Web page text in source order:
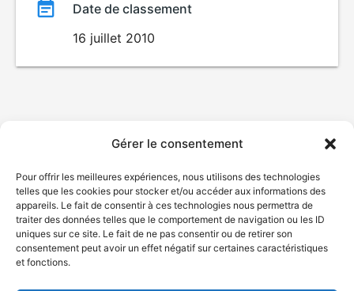
Gérer le consentement
Pour offrir les meilleures expériences, nous utilisons des technologies
telles que les cookies pour stocker et/ou accéder aux informations des
appareils. Le fait de consentir à ces technologies nous permettra de
traiter des données telles que le comportement de navigation ou les ID
uniques sur ce site. Le fait de ne pas consentir ou de retirer son
consentement peut avoir un effet négatif sur certaines caractéristiques
et fonctions.
Date de classement
16 juillet 2010